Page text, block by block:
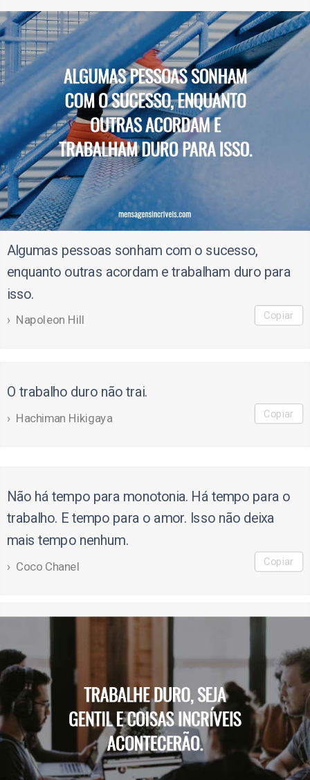
Algumas pessoas sonham com o sucesso,
enquanto outras acordam e trabalham duro para
isso.
Napoleon Hill Copiar
O trabalho duro não trai.
Hachiman Hikigaya Copiar
Não há tempo para monotonia. Há tempo para o
trabalho. E tempo para o amor. Isso não deixa
mais tempo nenhum.
Coco Chanel Copiar